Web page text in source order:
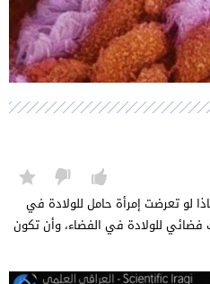
لو تعرضت إمرأة حامل للولادة في
فضائي للولادة في الفضاء، وأن تكون